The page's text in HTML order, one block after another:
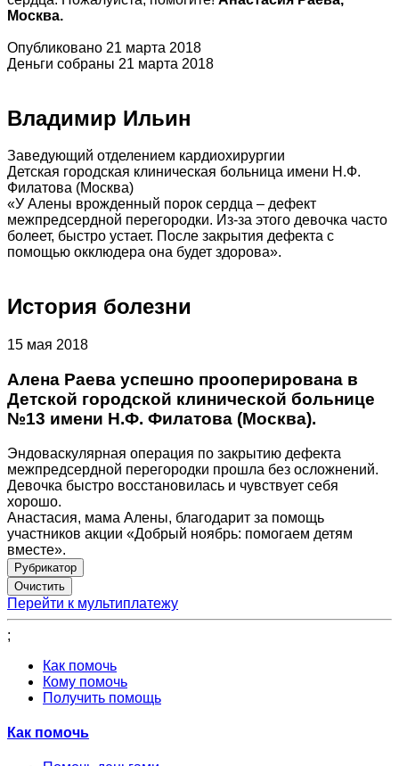
Москва.
Опубликовано 21 марта 2018
Деньги собраны 21 марта 2018
Владимир Ильин
Заведующий отделением кардиохирургии
Детская городская клиническая больница имени Н.Ф.
Филатова (Москва)
«У Алены врожденный порок сердца – дефект
межпредсердной перегородки. Из-за этого девочка часто
болеет, быстро устает. После закрытия дефекта с
помощью окклюдера она будет здорова».
История болезни
15 мая 2018
Алена Раева успешно прооперирована в
Детской городской клинической больнице
№13 имени Н.Ф. Филатова (Москва).
Эндоваскулярная операция по закрытию дефекта
межпредсердной перегородки прошла без осложнений.
Девочка быстро восстановилась и чувствует себя
хорошо.
Анастасия, мама Алены, благодарит за помощь
участников акции «Добрый ноябрь: помогаем детям
вместе».
Рубрикатор
Перейти к мультиплатежу
;
Как помочь
Кому помочь
Получить помощь
Как помочь